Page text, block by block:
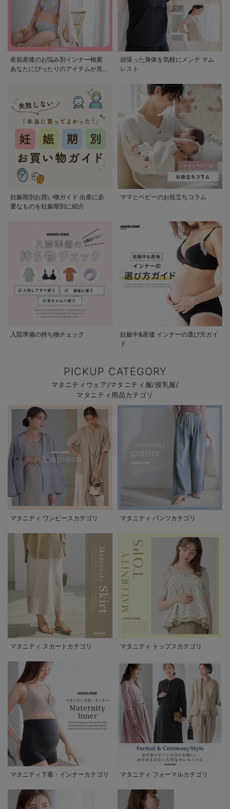
産前産後のお悩み別インナー検索
あなたにぴったりのアイテムが見つ
頑張った身体を気軽にメンテ マム
レスト
妊娠期別お買い物ガイド 出産に必
要なものを妊娠期別に紹介
ママとベビーのお役立ちコラム
入院準備の持ち物チェック
妊娠中&産後 インナーの選び方ガイ
ド
PICKUP CATEGORY
マタニティウェア/マタニティ服/授乳服/
マタニティ用品カテゴリ
マタニティ ワンピースカテゴリ マタニティ パンツカテゴリ
マタニティ スカートカテゴリ マタニティ トップスカテゴリ
マタニティ下着・インナーカテゴリ マタニティ フォーマルカテゴリ